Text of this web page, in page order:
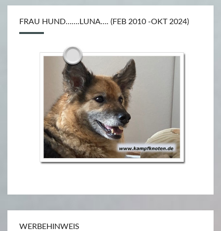
A
FRAU HUND…….LUNA…. (FEB 2010 -OKT 2024)
WERBEHINWEIS